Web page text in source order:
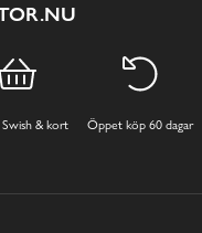
Swish & kort Öppet köp 60 dagar